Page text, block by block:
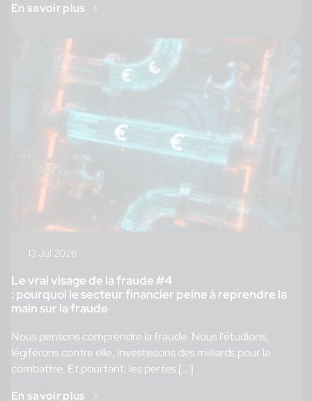
à laquelle je reviens souvent quand je réfléchis au produit : q
le problème tel qu’il est formulé. Pas celui qui figure dans […]
En savoir plus
13 Jul 2026
Le vrai visage de la fraude #4
: pourquoi le secteur financier peine à reprendre la
main sur la fraude
Nous pensons comprendre la fraude. Nous l’étudions,
légiférons contre elle, investissons des milliards pour la
combattre. Et pourtant, les pertes […]
En savoir plus